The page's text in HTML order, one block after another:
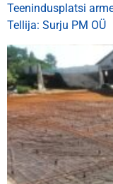
Teenindusplatsi
Tellija: Surju PM OÜ